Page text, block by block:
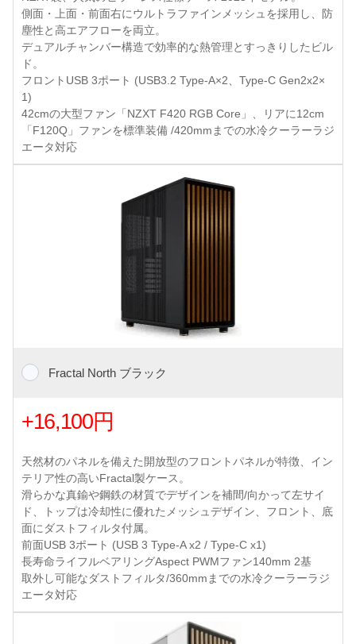
側面・上面・前面右にウルトラファインメッシュを採用し、防
塵性と高エアフローを両立。
デュアルチャンバー構造で効率的な熱管理とすっきりしたビル
ド。
フロントUSB 3ポート (USB3.2 Type-A×2、Type-C Gen2x2×
1)
42cmの大型ファン「NZXT F420 RGB Core」、リアに12cm
「F120Q」ファンを標準装備 /420mmまでの水冷クーラーラジ
エータ対応
Fractal North ブラック
+16,100円
天然材のパネルを備えた開放型のフロントパネルが特徴、イン
テリア性の高いFractal製ケース。
滑らかな真鍮や鋼鉄の材質でデザインを補間/向かって左サイ
ド、トップは冷却性に優れたメッシュデザイン、フロント、底
面にダストフィルタ付属。
前面USB 3ポート (USB 3 Type-A x2 / Type-C x1)
長寿命ライフルベアリングAspect PWMファン140mm 2基
取外し可能なダストフィルタ/360mmまでの水冷クーラーラジ
エータ対応